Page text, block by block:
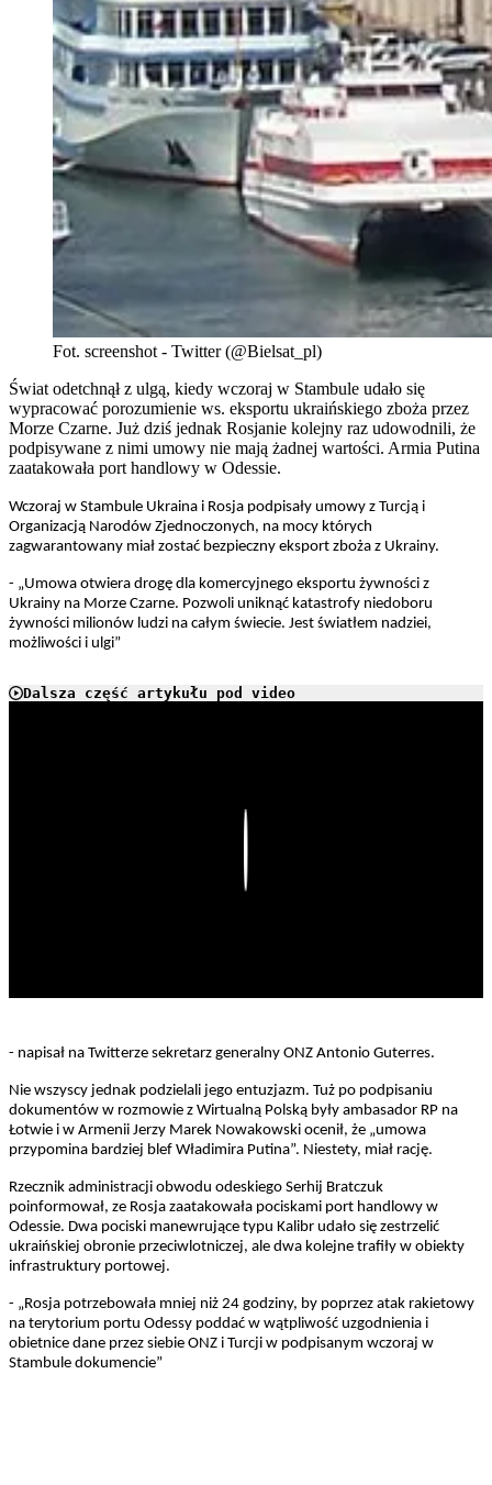
Fot. screenshot - Twitter (@Bielsat_pl)
Świat odetchnął z ulgą, kiedy wczoraj w Stambule udało się
wypracować porozumienie ws. eksportu ukraińskiego zboża przez
Morze Czarne. Już dziś jednak Rosjanie kolejny raz udowodnili, że
podpisywane z nimi umowy nie mają żadnej wartości. Armia Putina
zaatakowała port handlowy w Odessie.
Wczoraj w Stambule Ukraina i Rosja podpisały umowy z Turcją i
Organizacją Narodów Zjednoczonych, na mocy których
zagwarantowany miał zostać bezpieczny eksport zboża z Ukrainy.
- „Umowa otwiera drogę dla komercyjnego eksportu żywności z
Ukrainy na Morze Czarne. Pozwoli uniknąć katastrofy niedoboru
żywności milionów ludzi na całym świecie. Jest światłem nadziei,
możliwości i ulgi”
Dalsza część artykułu pod video
- napisał na Twitterze sekretarz generalny ONZ Antonio Guterres.
Nie wszyscy jednak podzielali jego entuzjazm. Tuż po podpisaniu
dokumentów w rozmowie z Wirtualną Polską były ambasador RP na
Łotwie i w Armenii Jerzy Marek Nowakowski ocenił, że „umowa
przypomina bardziej blef Władimira Putina”. Niestety, miał rację.
Rzecznik administracji obwodu odeskiego Serhij Bratczuk
poinformował, ze Rosja zaatakowała pociskami port handlowy w
Odessie. Dwa pociski manewrujące typu Kalibr udało się zestrzelić
ukraińskiej obronie przeciwlotniczej, ale dwa kolejne trafiły w obiekty
infrastruktury portowej.
- „Rosja potrzebowała mniej niż 24 godziny, by poprzez atak rakietowy
na terytorium portu Odessy poddać w wątpliwość uzgodnienia i
obietnice dane przez siebie ONZ i Turcji w podpisanym wczoraj w
Stambule dokumencie”